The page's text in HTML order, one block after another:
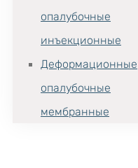
опалубочные
инъекционные
Деформационные
опалубочные
мембранные